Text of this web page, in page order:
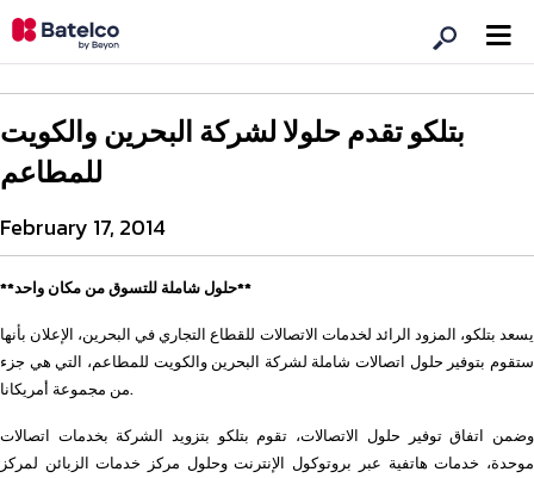
بتلكو تقدم حلولا لشركة البحرين والكويت
للمطاعم
February 17, 2014
**حلول شاملة للتسوق من مكان واحد**
يسعد بتلكو، المزود الرائد لخدمات الاتصالات للقطاع التجاري في البحرين، الإعلان بأنها
ستقوم بتوفير حلول اتصالات شاملة لشركة البحرين والكويت للمطاعم، التي هي جزء
من مجموعة أمريكانا.
وضمن اتفاق توفير حلول الاتصالات، تقوم بتلكو بتزويد الشركة بخدمات اتصالات
موحدة، خدمات هاتفية عبر بروتوكول الإنترنت وحلول مركز خدمات الزبائن لمركز